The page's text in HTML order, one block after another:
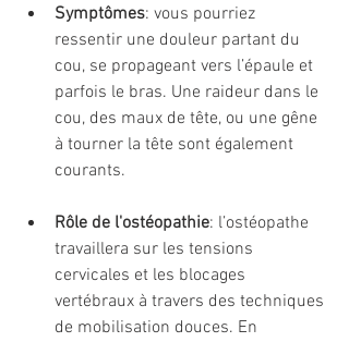
Symptômes: vous pourriez
ressentir une douleur partant du
cou, se propageant vers l’épaule et
parfois le bras. Une raideur dans le
cou, des maux de tête, ou une gêne
à tourner la tête sont également
courants.
Rôle de l'ostéopathie: l’ostéopathe
travaillera sur les tensions
cervicales et les blocages
vertébraux à travers des techniques
de mobilisation douces. En